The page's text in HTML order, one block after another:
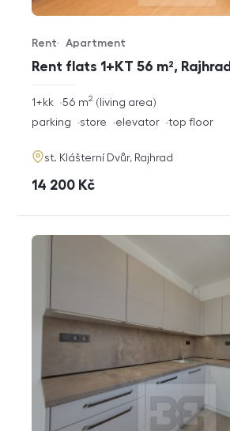
Rent flats 1+KT 56 m², Rajhrad
Offer type
Rent
Property type
Apartment
rozměry
disposition
1+kk living area
56 m2
funkce
parking store elevator top floor
adresa
st. Klášterní Dvůr, Rajhrad
cena
14 200 Kč